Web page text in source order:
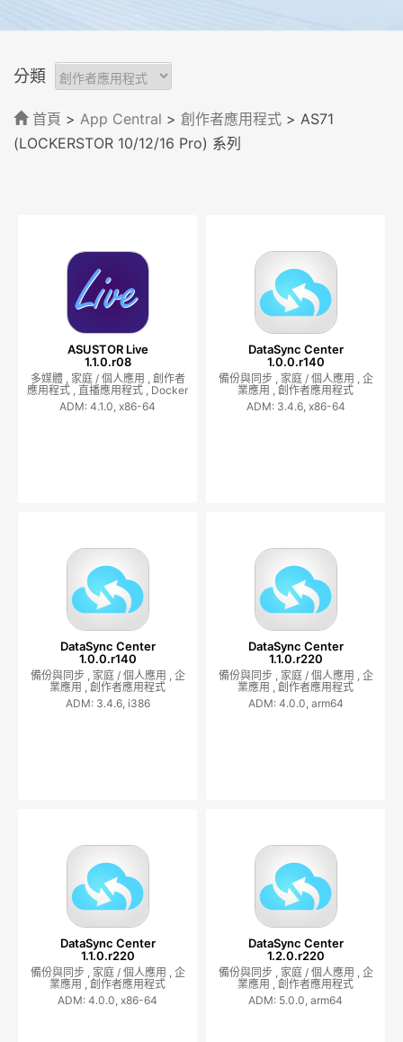
分類
首頁 > App Central > 創作者應用程式 > AS71
(LOCKERSTOR 10/12/16 Pro) 系列
ASUSTOR Live
1.1.0.r08
多媒體 , 家庭 / 個人應用 , 創作者
應用程式 , 直播應用程式 , Docker
ADM: 4.1.0, x86-64
DataSync Center
1.0.0.r140
備份與同步 , 家庭 / 個人應用 , 企
業應用 , 創作者應用程式
ADM: 3.4.6, x86-64
DataSync Center
1.0.0.r140
備份與同步 , 家庭 / 個人應用 , 企
業應用 , 創作者應用程式
ADM: 3.4.6, i386
DataSync Center
1.1.0.r220
備份與同步 , 家庭 / 個人應用 , 企
業應用 , 創作者應用程式
ADM: 4.0.0, arm64
DataSync Center
1.1.0.r220
備份與同步 , 家庭 / 個人應用 , 企
業應用 , 創作者應用程式
ADM: 4.0.0, x86-64
DataSync Center
1.2.0.r220
備份與同步 , 家庭 / 個人應用 , 企
業應用 , 創作者應用程式
ADM: 5.0.0, arm64